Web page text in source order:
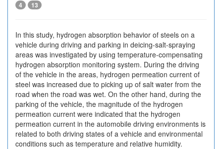
4 13
In this study, hydrogen absorption behavior of steels on a
vehicle during driving and parking in deicing-salt-spraying
areas was investigated by using temperature-compensating
hydrogen absorption monitoring system. During the driving
of the vehicle in the areas, hydrogen permeation current of
steel was increased due to picking up of salt water from the
road when the road was wet. On the other hand, during the
parking of the vehicle, the magnitude of the hydrogen
permeation current were indicated that the hydrogen
permeation current in the automobile driving environments is
related to both driving states of a vehicle and environmental
conditions such as temperature and relative humidity.